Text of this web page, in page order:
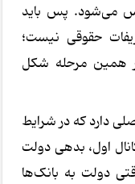
می‌شود. پس باید
حقوقی نیست؛
همین مرحله شکل
دارد که در شرایط
اول، بدهی دولت
دولت به بانک‌ها